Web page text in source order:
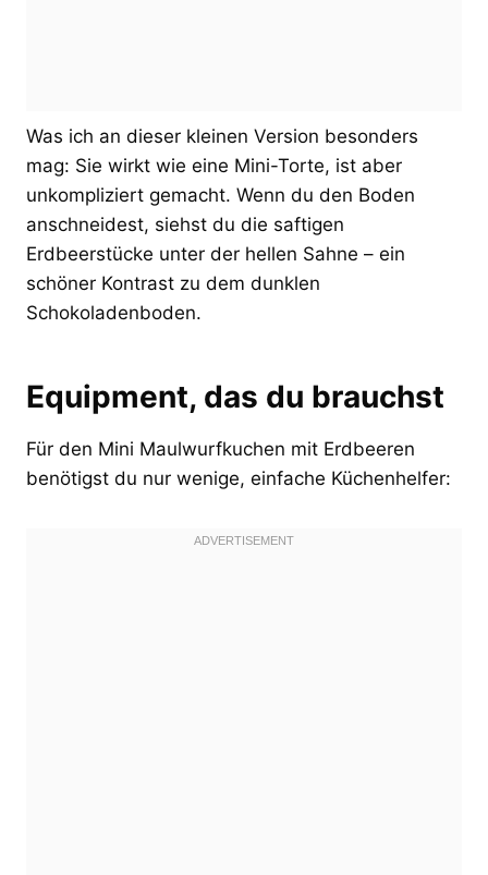
Was ich an dieser kleinen Version besonders
mag: Sie wirkt wie eine Mini-Torte, ist aber
unkompliziert gemacht. Wenn du den Boden
anschneidest, siehst du die saftigen
Erdbeerstücke unter der hellen Sahne – ein
schöner Kontrast zu dem dunklen
Schokoladenboden.
Equipment, das du brauchst
Für den Mini Maulwurfkuchen mit Erdbeeren
benötigst du nur wenige, einfache Küchenhelfer: